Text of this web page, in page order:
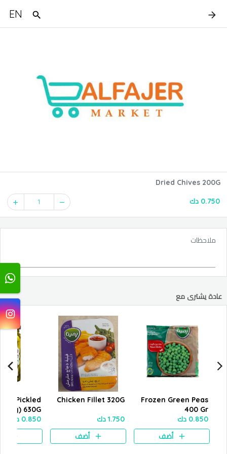
EN
Dried Chives 200G
0.750 دك 1
ملاحظات
عادة يشترى مع
Frozen Green Peas
400 Gr
0.850 دك
أضف
Chicken Fillet 320G
1.750 دك
أضف
Pickled
630G
0.850 دك